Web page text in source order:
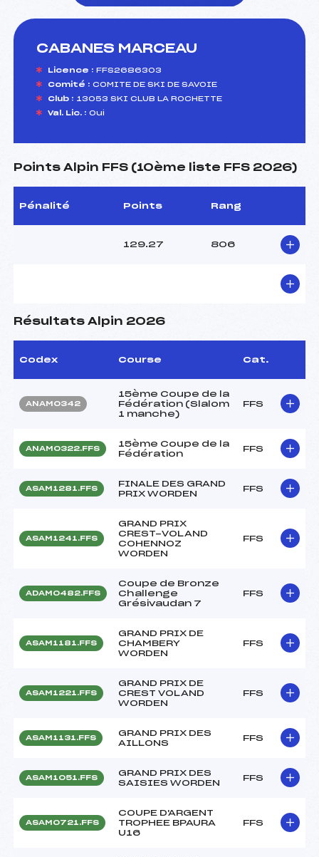
CABANES MARCEAU
Licence : FFS2686303
Comité : COMITE DE SKI DE SAVOIE
Club : 13053 SKI CLUB LA ROCHETTE
Val. Lic. : Oui
Points Alpin FFS (10ème liste FFS 2026)
Pénalité Points Rang
129.27 806
Résultats Alpin 2026
Codex Course Cat.
ANAM0342
15ème Coupe de la
Fédération (Slalom
1 manche)
FFS
ANAM0322.FFS
15ème Coupe de la
Fédération
FFS
ASAM1281.FFS
FINALE DES GRAND
PRIX WORDEN
FFS
ASAM1241.FFS
GRAND PRIX
CREST-VOLAND
COHENNOZ
WORDEN
FFS
ADAM0482.FFS
Coupe de Bronze
Challenge
Grésivaudan 7
FFS
ASAM1181.FFS
GRAND PRIX DE
CHAMBERY
WORDEN
FFS
ASAM1221.FFS
GRAND PRIX DE
CREST VOLAND
WORDEN
FFS
ASAM1131.FFS
GRAND PRIX DES
AILLONS
FFS
ASAM1051.FFS
GRAND PRIX DES
SAISIES WORDEN
FFS
ASAM0721.FFS
COUPE D'ARGENT
TROPHEE BPAURA
U16
FFS